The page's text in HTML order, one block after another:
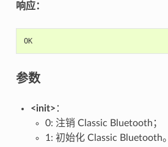
响应：
OK
参数
<init> ：
0: 注销 Classic Bluetooth；
1: 初始化 Classic Bluetooth。